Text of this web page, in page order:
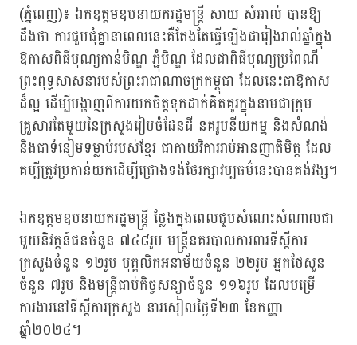
(ភ្នំពេញ)៖ ឯកឧត្តមឧបនាយករដ្ឋមន្ត្រី សាយ សំអាល់ បានឱ្យ
ដឹងថា ការជួបជុំគ្នានាពេលនេះគឺតែងតែធ្វើឡើងជារៀងរាល់ឆ្នាំក្នុង
ឱកាសពិធីបុណ្យកាន់បិណ្ឌ ភ្ជុំបិណ្ឌ ដែលជាពិធីបុណ្យប្រពៃណី
ព្រះពុទ្ធសាសនារបស់ព្រះរាជាណាចក្រកម្ពុជា ដែលនេះជាឱកាស
ដ៏ល្អ ដើម្បីបង្ហាញពីការយកចិត្តទុកដាក់គិតគូរក្នុងនាមជាក្រុម
គ្រួសារតែមួយនៃក្រសួងរៀបចំដែនដី នគរូបនីយកម្ម និងសំណង់
និងជាទំនៀមទម្លាប់របស់ខ្មែរ ជាកាយវិការរាប់អានញាតិមិត្ត ដែល
គប្បីត្រូវប្រកាន់យកដើម្បីជ្រោងទង់ថែរក្សាវប្បធម៌នេះបានគង់វង្ស។
ឯកឧត្តមឧបនាយករដ្ឋមន្ត្រី ថ្លែងក្នុងពេលជួបសំណេះសំណាលជា
មួយនិវត្តន៍ជនចំនួន ៧៤៨រូប មន្ត្រីនគរបាលការពារទីស្ដីការ
ក្រសួងចំនួន ១២រូប បុគ្គលិកអនាម័យចំនួន ២២រូប អ្នកថែសួន
ចំនួន ៧រូប និងមន្ត្រីជាប់កិច្ចសន្យាចំនួន ១១៦រូប ដែលបម្រើ
ការងារនៅទីស្ដីការក្រសួង នារសៀលថ្ងៃទី២៣ ខែកញ្ញា
ឆ្នាំ២០២៤។